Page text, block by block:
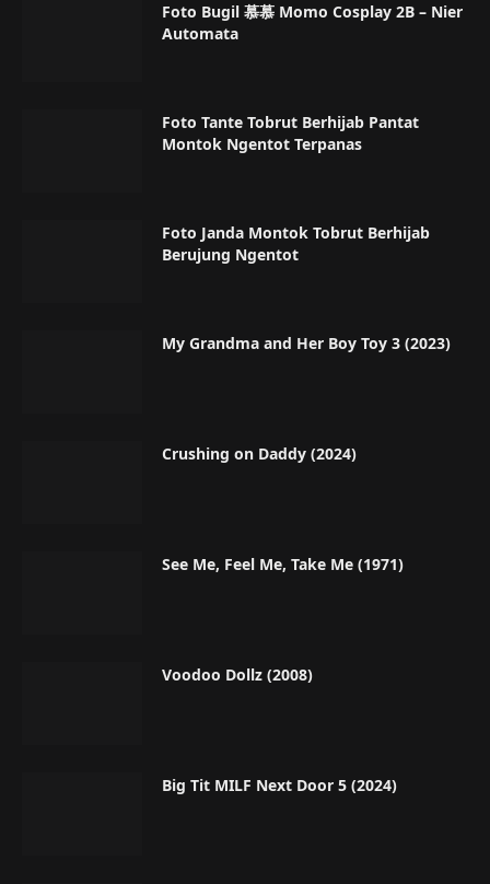
Foto Bugil 慕慕 Momo Cosplay 2B – Nier
Automata
Foto Tante Tobrut Berhijab Pantat
Montok Ngentot Terpanas
Foto Janda Montok Tobrut Berhijab
Berujung Ngentot
My Grandma and Her Boy Toy 3 (2023)
Crushing on Daddy (2024)
See Me, Feel Me, Take Me (1971)
Voodoo Dollz (2008)
Big Tit MILF Next Door 5 (2024)